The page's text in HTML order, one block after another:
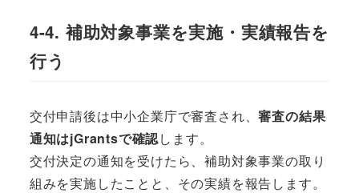
4-4. 補助対象事業を実施・実績報告を
行う
交付申請後は中小企業庁で審査され、審査の結果
通知はjGrantsで確認します。
交付決定の通知を受けたら、補助対象事業の取り
組みを実施したことと、その実績を報告します。